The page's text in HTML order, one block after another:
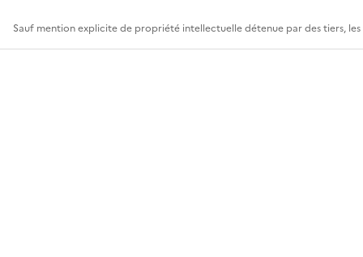
Sauf mention explicite de propriété intellectuelle détenue par des tiers,